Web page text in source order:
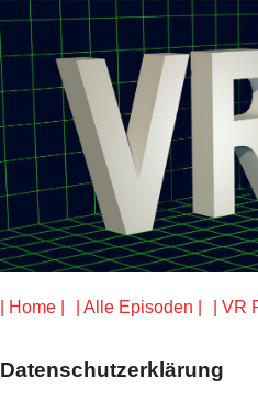
| Home | | Alle Episoden | | VR
Datenschutzerklärung